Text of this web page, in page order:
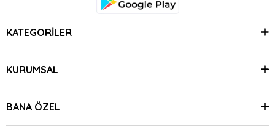
KATEGORİLER
KURUMSAL
BANA ÖZEL